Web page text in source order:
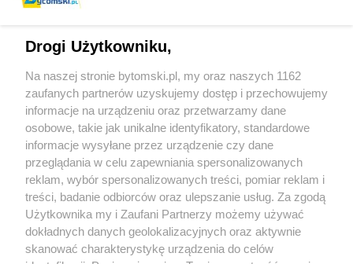
Wydawca mediów lokalnych
Nie zapomnij
zapoznać się z:
polityką prywatności regulamin korzystania z portali
Twojemiasto
Piekary Śląskie
Chorzów
Skontaktuj sięz nami
Kontakt
Wydawca
Drogi Użytkowniku,
Na naszej stronie bytomski.pl, my oraz naszych 1162
zaufanych partnerów uzyskujemy dostęp i przechowujemy
informacje na urządzeniu oraz przetwarzamy dane
osobowe, takie jak unikalne identyfikatory, standardowe
informacje wysyłane przez urządzenie czy dane
przeglądania w celu zapewniania spersonalizowanych
reklam, wybór spersonalizowanych treści, pomiar reklam i
treści, badanie odbiorców oraz ulepszanie usług. Za zgodą
Użytkownika my i Zaufani Partnerzy możemy używać
dokładnych danych geolokalizacyjnych oraz aktywnie
skanować charakterystykę urządzenia do celów